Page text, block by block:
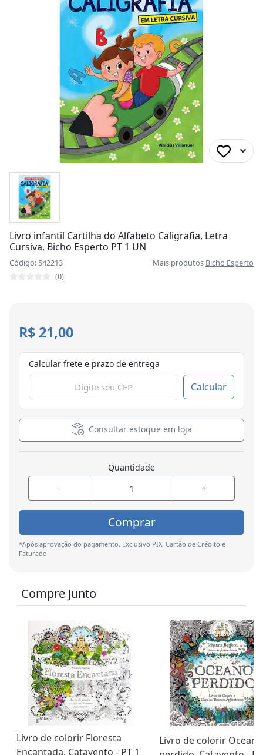
Livro infantil Cartilha do Alfabeto Caligrafia, Letra
Cursiva, Bicho Esperto PT 1 UN
Código: 542213 Mais produtos Bicho Esperto
(0)
R$ 21,00
Calcular frete e prazo de entrega
Calcular
Consultar estoque em loja
Quantidade
- +
Comprar
*Após aprovação do pagamento. Exclusivo PIX, Cartão de Crédito e
Faturado
Compre Junto
Livro de colorir Floresta
Encantada, Catavento - PT 1
Livro de colorir Oceano